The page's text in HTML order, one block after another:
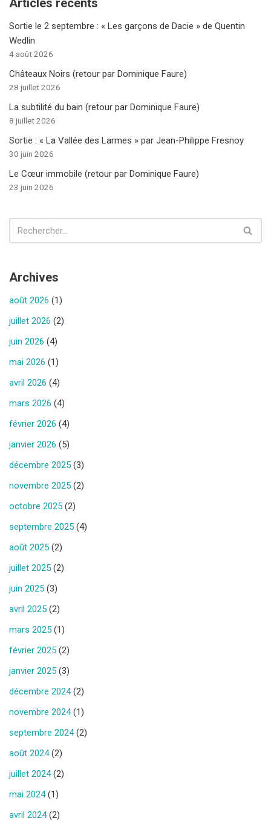
Sortie le 2 septembre : « Les garçons de Dacie » de Quentin
Wedlin
4 août 2026
Châteaux Noirs (retour par Dominique Faure)
28 juillet 2026
La subtilité du bain (retour par Dominique Faure)
8 juillet 2026
Sortie : « La Vallée des Larmes » par Jean-Philippe Fresnoy
30 juin 2026
Le Cœur immobile (retour par Dominique Faure)
23 juin 2026
Archives
août 2026 (1)
juillet 2026 (2)
juin 2026 (4)
mai 2026 (1)
avril 2026 (4)
mars 2026 (4)
février 2026 (4)
janvier 2026 (5)
décembre 2025 (3)
novembre 2025 (2)
octobre 2025 (2)
septembre 2025 (4)
août 2025 (2)
juillet 2025 (2)
juin 2025 (3)
avril 2025 (2)
mars 2025 (1)
février 2025 (2)
janvier 2025 (3)
décembre 2024(2)
novembre 2024(1)
septembre 2024(2)
août 2024(2)
juillet 2024(2)
mai 2024(1)
avril 2024(2)